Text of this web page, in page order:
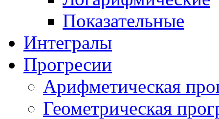
Показательные
Интегралы
Прогресии
Арифметическая
Геометрическая